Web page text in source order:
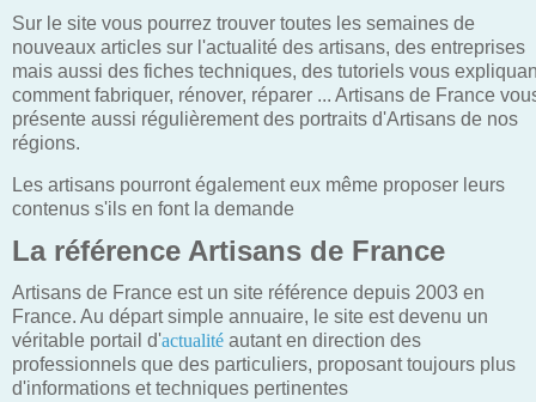
Sur le site vous pourrez trouver toutes les semaines de
nouveaux articles sur l'actualité des artisans, des entreprises
mais aussi des fiches techniques, des tutoriels vous
comment fabriquer, rénover, réparer ... Artisans de France
présente aussi régulièrement des portraits d'Artisans de nos
régions.
Les artisans pourront également eux même proposer leurs
contenus s'ils en font la demande
La référence Artisans de France
Artisans de France est un site référence depuis 2003 en
France. Au départ simple annuaire, le site est devenu un
véritable portail d'actualité autant en direction des
professionnels que des particuliers, proposant toujours plus
d'informations et techniques pertinentes